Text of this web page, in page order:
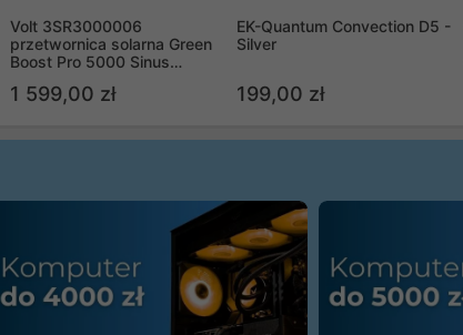
Volt 3SR3000006
przetwornica solarna Green
Boost Pro 5000 Sinus
1 599,00 zł
EK-Quantum Convection D5 -
Silver
199,00 zł